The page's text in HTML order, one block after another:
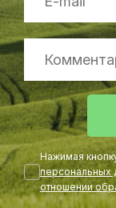
Нажимая
персональных
отношении